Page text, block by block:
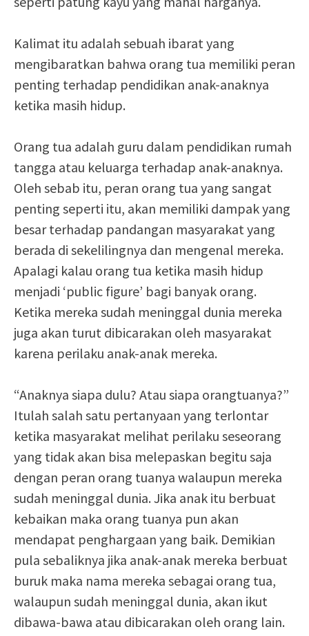
Kalimat itu adalah sebuah ibarat yang
mengibaratkan bahwa orang tua memiliki peran
penting terhadap pendidikan anak-anaknya
ketika masih hidup.
Orang tua adalah guru dalam pendidikan rumah
tangga atau keluarga terhadap anak-anaknya.
Oleh sebab itu, peran orang tua yang sangat
penting seperti itu, akan memiliki dampak yang
besar terhadap pandangan masyarakat yang
berada di sekelilingnya dan mengenal mereka.
Apalagi kalau orang tua ketika masih hidup
menjadi ‘public figure’ bagi banyak orang.
Ketika mereka sudah meninggal dunia mereka
juga akan turut dibicarakan oleh masyarakat
karena perilaku anak-anak mereka.
“Anaknya siapa dulu? Atau siapa orangtuanya?”
Itulah salah satu pertanyaan yang terlontar
ketika masyarakat melihat perilaku seseorang
yang tidak akan bisa melepaskan begitu saja
dengan peran orang tuanya walaupun mereka
sudah meninggal dunia. Jika anak itu berbuat
kebaikan maka orang tuanya pun akan
mendapat penghargaan yang baik. Demikian
pula sebaliknya jika anak-anak mereka berbuat
buruk maka nama mereka sebagai orang tua,
walaupun sudah meninggal dunia, akan ikut
dibawa-bawa atau dibicarakan oleh orang lain.